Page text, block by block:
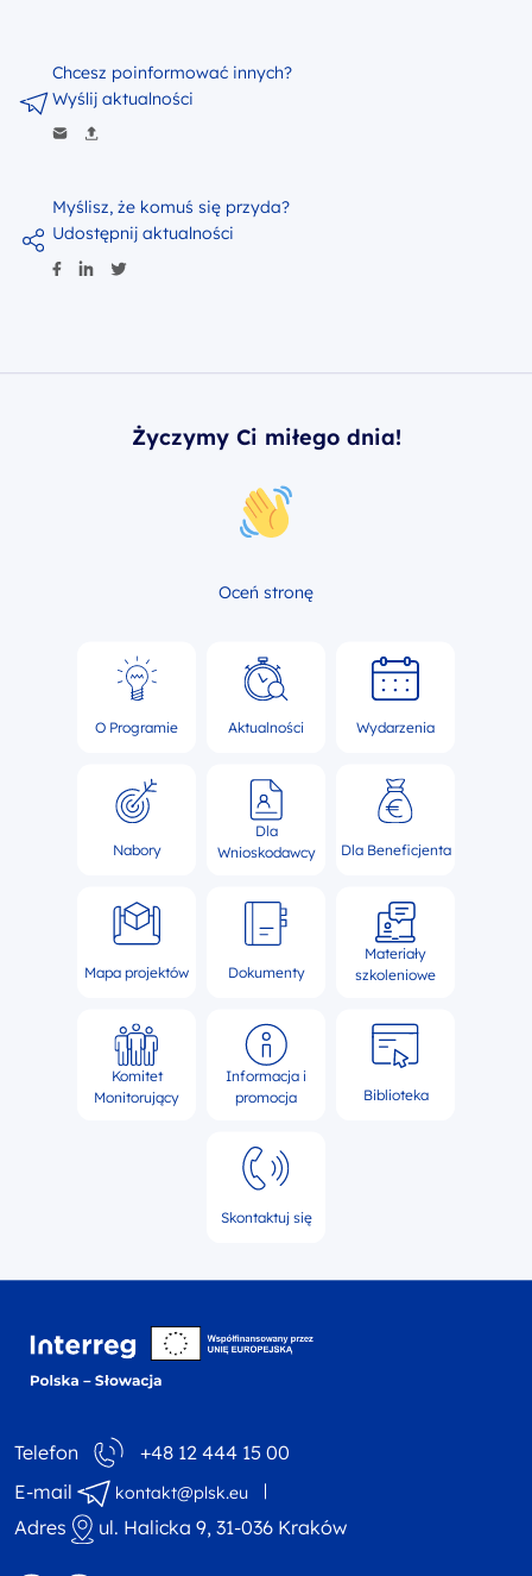
Myślisz, że komuś się przyda?
Udostępnij aktualności
Chcesz poinformować innych?
Wyślij aktualności
Życzymy Ci miłego dnia!
Oceń stronę
O Programie Aktualności Wydarzenia
Nabory
Dla
Wnioskodawcy
Dla Beneficjenta
Mapa projektów Dokumenty
Materiały
szkoleniowe
Komitet
Monitorujący
Informacja i
promocja
Biblioteka
Skontaktuj się
Telefon
+48 12 444 15 00
E-mail
kontakt@plsk.eu
Adres ul. Halicka 9, 31-036 Kraków